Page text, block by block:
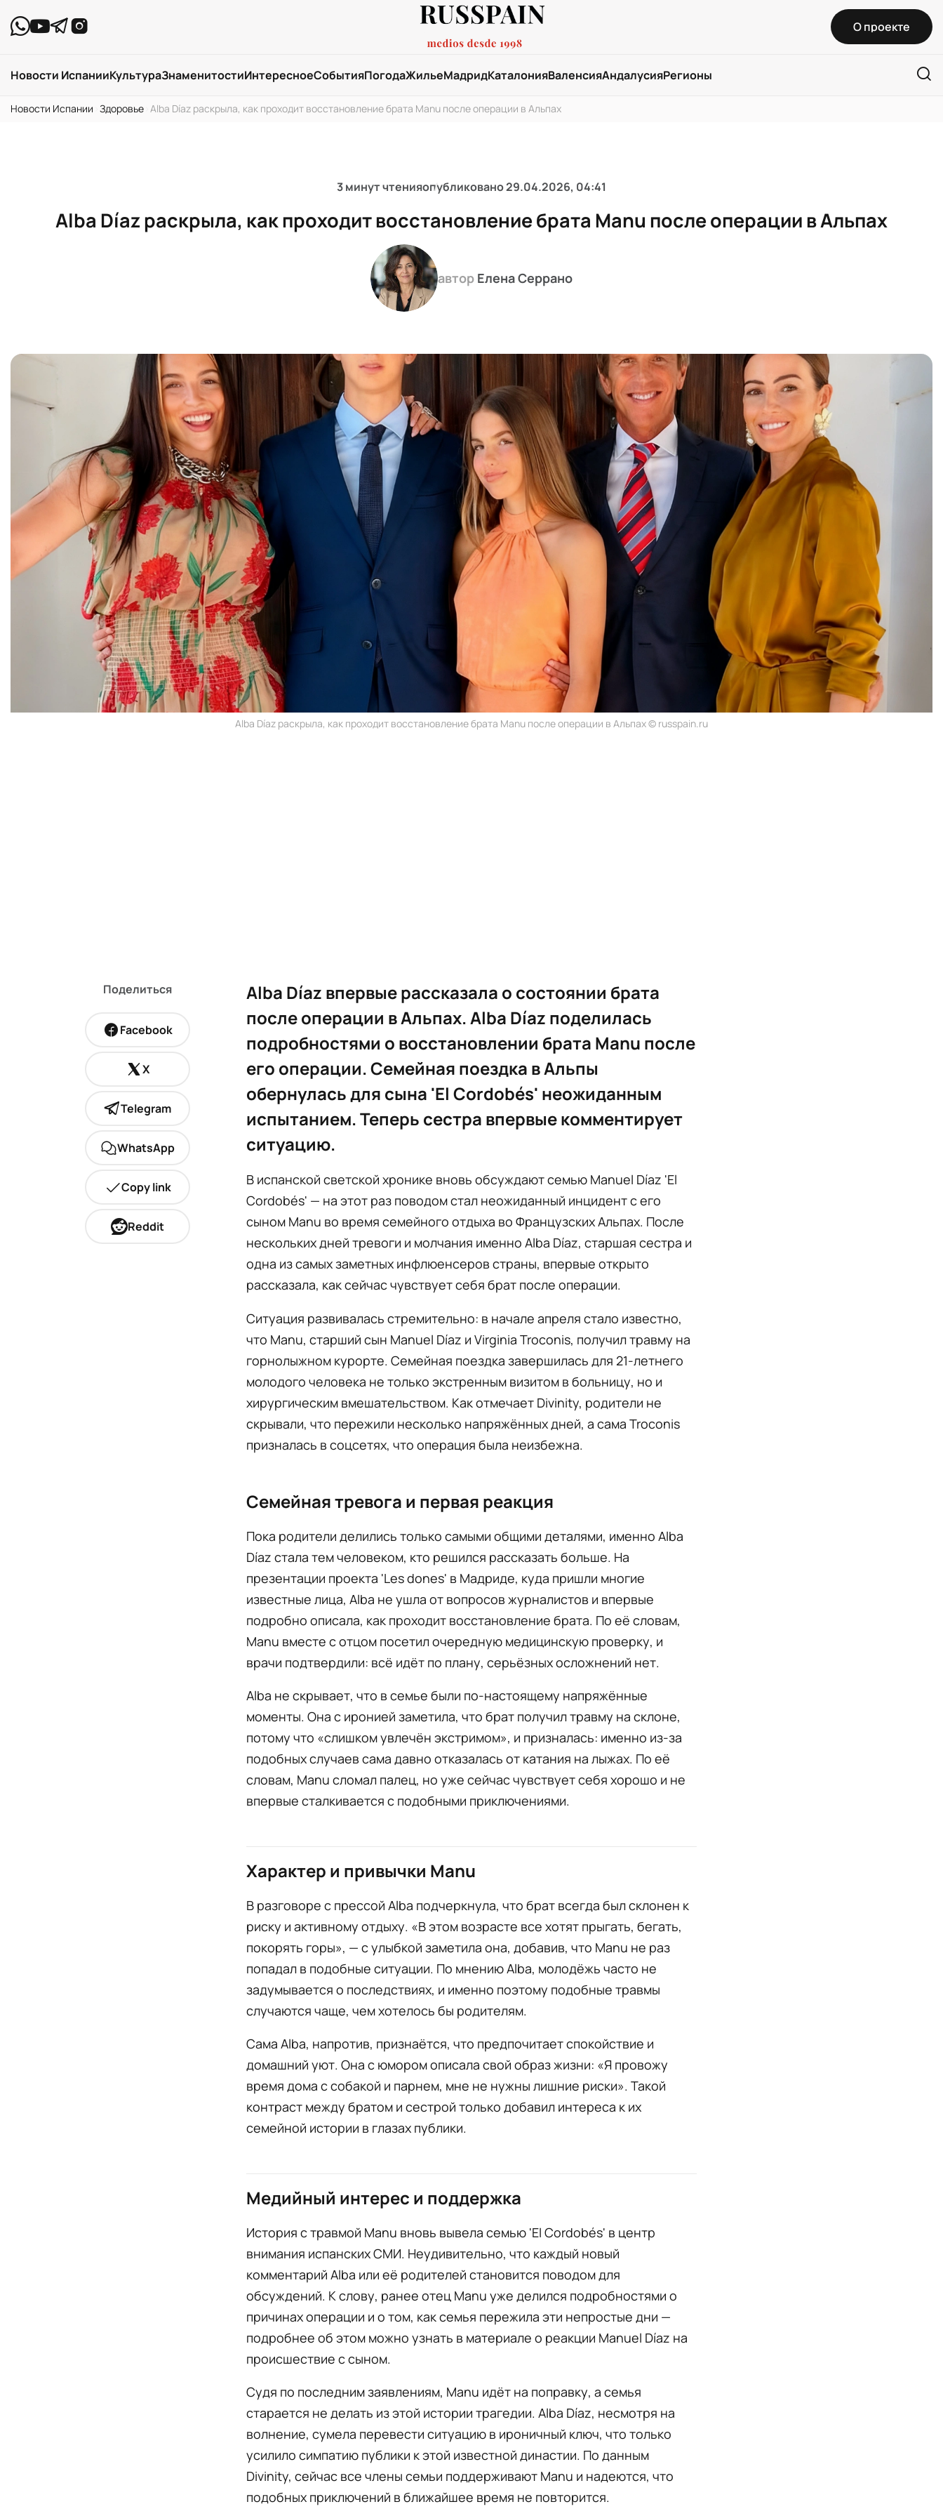
О проекте
Новости ИспанииКультураЗнаменитостиИнтересноеСобытияПогодаЖильеМадридКаталонияВаленсияАндалусияРегионы
Новости Испании Здоровье Alba Díaz раскрыла, как проходит восстановление брата Manu после операции в Альпах
3 минут чтенияопубликовано29.04.2026, 04:41
Alba Díaz раскрыла, как проходит восстановление брата Manu после операции в Альпах
автор Елена Серрано
Alba Díaz раскрыла, как проходит восстановление брата Manu после операции в Альпах © russpain.ru
Поделиться
Facebook
X
Telegram
WhatsApp
Copy link
Reddit
Alba Díaz впервые рассказала о состоянии брата
после операции в Альпах. Alba Díaz поделилась
подробностями о восстановлении брата Manu после
его операции. Семейная поездка в Альпы
обернулась для сына 'El Cordobés' неожиданным
испытанием. Теперь сестра впервые комментирует
ситуацию.
В испанской светской хронике вновь обсуждают семью Manuel Díaz 'El
Cordobés' — на этот раз поводом стал неожиданный инцидент с его
сыном Manu во время семейного отдыха во Французских Альпах. После
нескольких дней тревоги и молчания именно Alba Díaz, старшая сестра и
одна из самых заметных инфлюенсеров страны, впервые открыто
рассказала, как сейчас чувствует себя брат после операции.
Ситуация развивалась стремительно: в начале апреля стало известно,
что Manu, старший сын Manuel Díaz и Virginia Troconis, получил травму на
горнолыжном курорте. Семейная поездка завершилась для 21-летнего
молодого человека не только экстренным визитом в больницу, но и
хирургическим вмешательством. Как отмечает Divinity, родители не
скрывали, что пережили несколько напряжённых дней, а сама Troconis
призналась в соцсетях, что операция была неизбежна.
Семейная тревога и первая реакция
Пока родители делились только самыми общими деталями, именно Alba
Díaz стала тем человеком, кто решился рассказать больше. На
презентации проекта 'Les dones' в Мадриде, куда пришли многие
известные лица, Alba не ушла от вопросов журналистов и впервые
подробно описала, как проходит восстановление брата. По её словам,
Manu вместе с отцом посетил очередную медицинскую проверку, и
врачи подтвердили: всё идёт по плану, серьёзных осложнений нет.
Alba не скрывает, что в семье были по-настоящему напряжённые
моменты. Она с иронией заметила, что брат получил травму на склоне,
потому что «слишком увлечён экстримом», и призналась: именно из-за
подобных случаев сама давно отказалась от катания на лыжах. По её
словам, Manu сломал палец, но уже сейчас чувствует себя хорошо и не
впервые сталкивается с подобными приключениями.
Характер и привычки Manu
В разговоре с прессой Alba подчеркнула, что брат всегда был склонен к
риску и активному отдыху. «В этом возрасте все хотят прыгать, бегать,
покорять горы», — с улыбкой заметила она, добавив, что Manu не раз
попадал в подобные ситуации. По мнению Alba, молодёжь часто не
задумывается о последствиях, и именно поэтому подобные травмы
случаются чаще, чем хотелось бы родителям.
Сама Alba, напротив, признаётся, что предпочитает спокойствие и
домашний уют. Она с юмором описала свой образ жизни: «Я провожу
время дома с собакой и парнем, мне не нужны лишние риски». Такой
контраст между братом и сестрой только добавил интереса к их
семейной истории в глазах публики.
Медийный интерес и поддержка
История с травмой Manu вновь вывела семью 'El Cordobés' в центр
внимания испанских СМИ. Неудивительно, что каждый новый
комментарий Alba или её родителей становится поводом для
обсуждений. К слову, ранее отец Manu уже делился подробностями о
причинах операции и о том, как семья пережила эти непростые дни —
подробнее об этом можно узнать в материале о реакции Manuel Díaz на
происшествие с сыном.
Судя по последним заявлениям, Manu идёт на поправку, а семья
старается не делать из этой истории трагедии. Alba Díaz, несмотря на
волнение, сумела перевести ситуацию в ироничный ключ, что только
усилило симпатию публики к этой известной династии. По данным
Divinity, сейчас все члены семьи поддерживают Manu и надеются, что
подобных приключений в ближайшее время не повторится.